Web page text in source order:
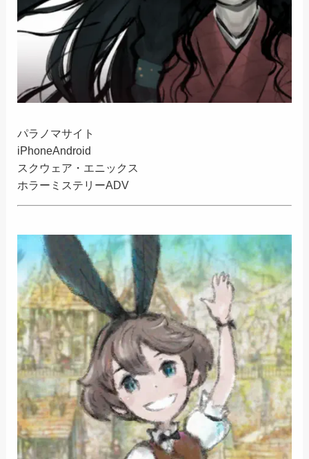
パラノマサイト
iPhoneAndroid
スクウェア・エニックス
ホラーミステリーADV